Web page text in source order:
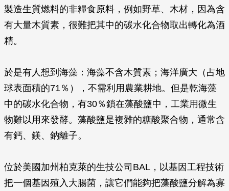
製造生質燃料的非糧食原料，例如野草、木材，因為含
有大量木質素，很難把其中的碳水化合物取出轉化為酒
精。
於是有人想到海藻：海藻不含木質素；海洋廣大（占地
球表面積的71％），不需利用農業耕地。但是乾海藻
中的碳水化合物，有30％鎖在藻酸鹽中，工業用微生
物難以用來發酵。藻酸鹽是複雜的糖酸聚合物，通常含
有鈣、鎂、鈉離子。
位於美國加州柏克萊的生技公司BAL，以基因工程技術
把一個基因殖入大腸菌，讓它們能夠把藻酸鹽分解為寡